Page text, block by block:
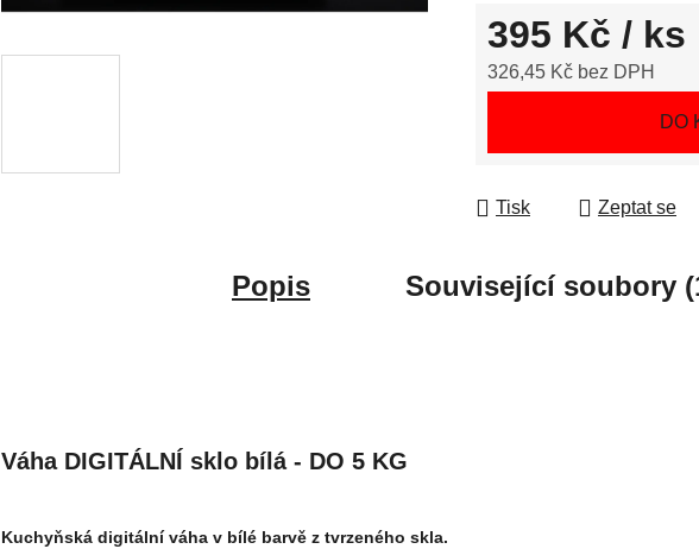
395 Kč / ks
326,45 Kč bez DPH
DO
Tisk Zeptat se
Popis Související soubory
Váha DIGITÁLNÍ sklo bílá - DO 5 KG
Kuchyňská digitální váha v bílé barvě z tvrzeného skla.